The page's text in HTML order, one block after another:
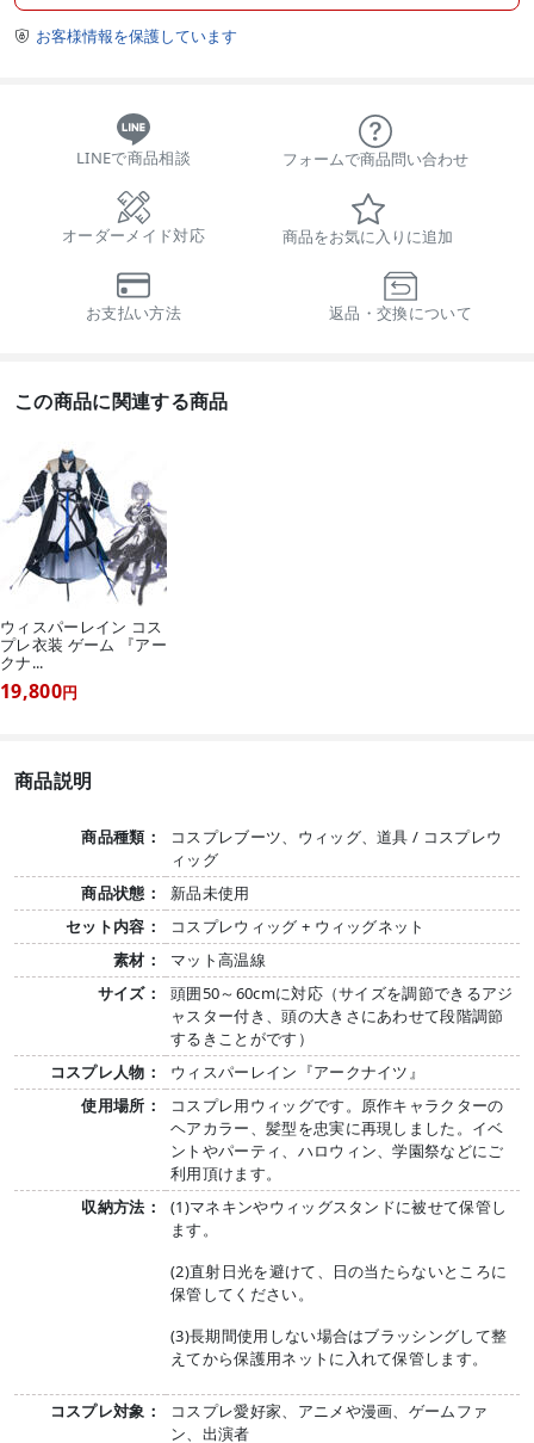
 お客様情報を保護しています
LINEで商品相談 フォームで商品問い合わせ
オーダーメイド対応 商品をお気に入りに追加
お支払い方法 返品・交換について
この商品に関連する商品
ウィスパーレイン コス
プレ衣装 ゲーム 『アー
クナ...
19,800円
商品説明
商品種類：
コスプレブーツ、ウィッグ、道具 / コスプレウ
ィッグ
商品状態：
新品未使用
セット内容：
コスプレウィッグ + ウィッグネット
素材：
マット高温線
サイズ：
頭囲50～60cmに対応（サイズを調節できるアジ
ャスター付き、頭の大きさにあわせて段階調節
するきことがです）
コスプレ人物：
ウィスパーレイン『アークナイツ』
使用場所：
コスプレ用ウィッグです。原作キャラクターの
ヘアカラー、髪型を忠実に再現しました。イベ
ントやパーティ、ハロウィン、学園祭などにご
利用頂けます。
収納方法：
(1)マネキンやウィッグスタンドに被せて保管し
ます。
(2)直射日光を避けて、日の当たらないところに
保管してください。
(3)長期間使用しない場合はブラッシングして整
えてから保護用ネットに入れて保管します。
コスプレ対象：
コスプレ愛好家、アニメや漫画、ゲームファ
ン、出演者